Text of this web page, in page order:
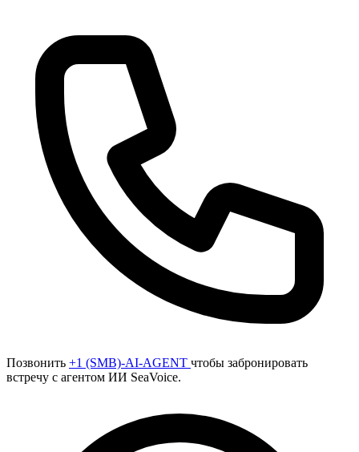
Позвонить +1 (SMB)-AI-AGENT чтобы забронировать
встречу с агентом ИИ SeaVoice.